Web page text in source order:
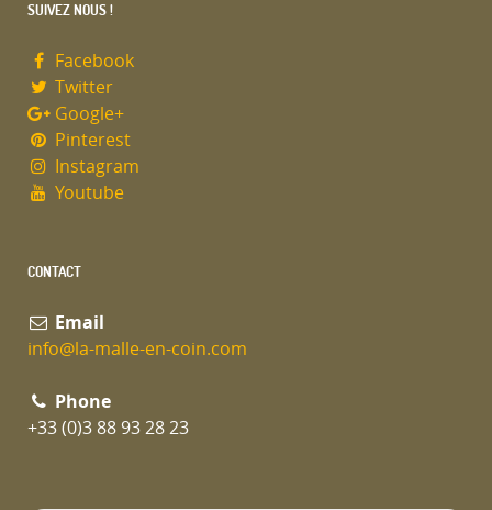
SUIVEZ NOUS !
Facebook
Twitter
Google+
Pinterest
Instagram
Youtube
CONTACT
Email
info@la-malle-en-coin.com
Phone
+33 (0)3 88 93 28 23